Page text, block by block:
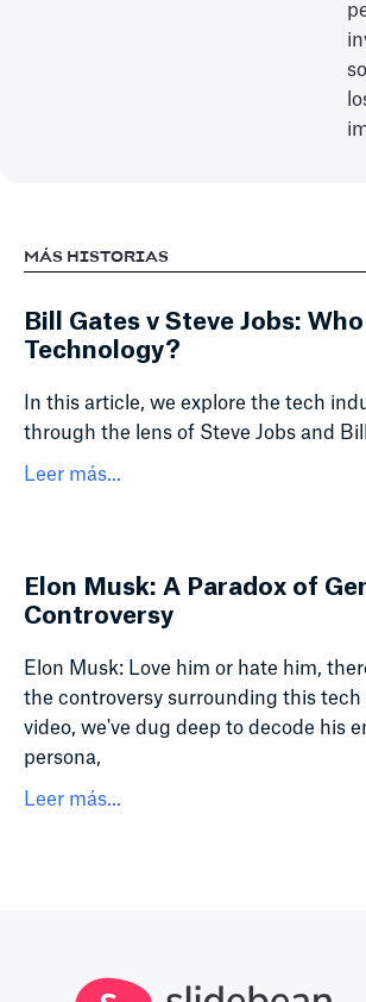
MÁS HISTORIAS
Bill Gates v Steve Jobs:
Technology?
In this article, we explore the tech
through the lens of Steve Jobs and
Leer más...
Elon Musk: A Paradox of
Controversy
Elon Musk: Love him or hate him,
the controversy surrounding this
video, we've dug deep to decode his
persona,
Leer más...